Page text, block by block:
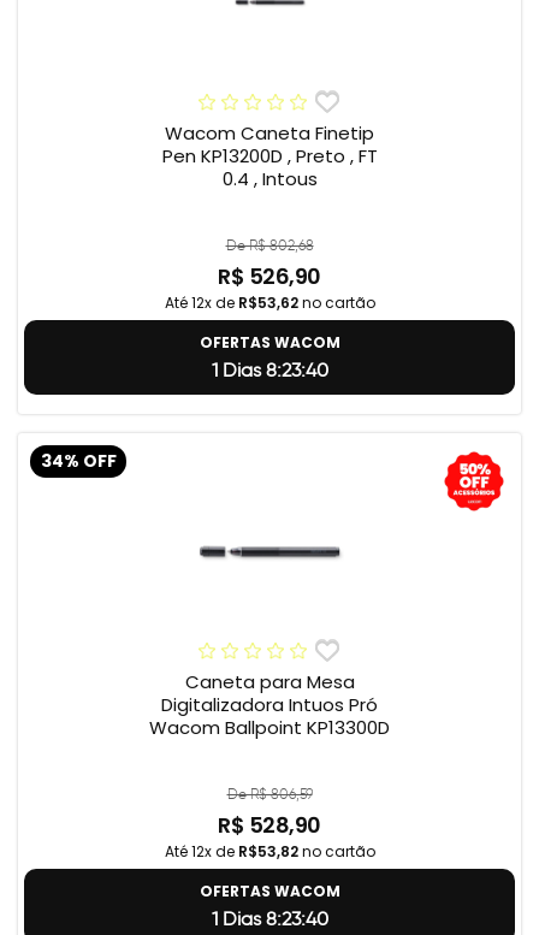
Wacom Caneta Finetip
Pen KP13200D , Preto , FT
0.4 , Intous
De R$ 802,68
R$ 526,90
Até 12x de R$53,62no cartão
OFERTAS WACOM
1 Dias 8:23:39
34% OFF
Caneta para Mesa
Digitalizadora Intuos Pró
Wacom Ballpoint KP13300D
De R$ 806,59
R$ 528,90
Até 12x de R$53,82no cartão
OFERTAS WACOM
1 Dias 8:23:39